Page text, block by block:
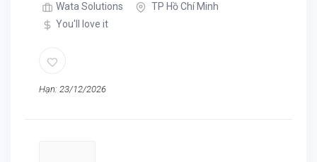
Wata Solutions
TP Hồ Chí Minh
You'll love it
Hạn: 23/12/2026